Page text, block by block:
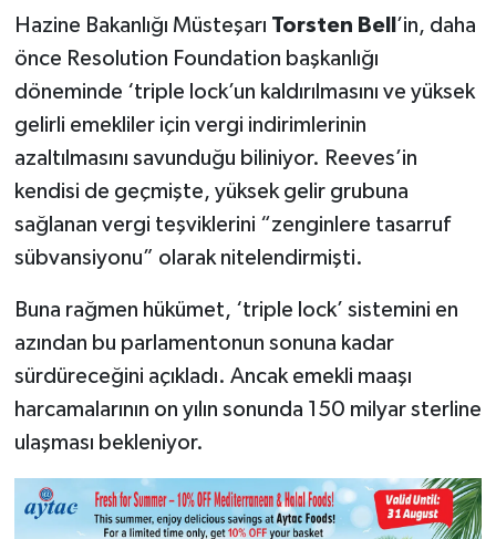
Hazine Bakanlığı Müsteşarı Torsten Bell ’in, daha
önce Resolution Foundation başkanlığı
döneminde ‘triple lock’un kaldırılmasını ve yüksek
gelirli emekliler için vergi indirimlerinin
azaltılmasını savunduğu biliniyor. Reeves’in
kendisi de geçmişte, yüksek gelir grubuna
sağlanan vergi teşviklerini “zenginlere tasarruf
sübvansiyonu” olarak nitelendirmişti.
Buna rağmen hükümet, ‘triple lock’ sistemini en
azından bu parlamentonun sonuna kadar
sürdüreceğini açıkladı. Ancak emekli maaşı
harcamalarının on yılın sonunda 150 milyar sterline
ulaşması bekleniyor.